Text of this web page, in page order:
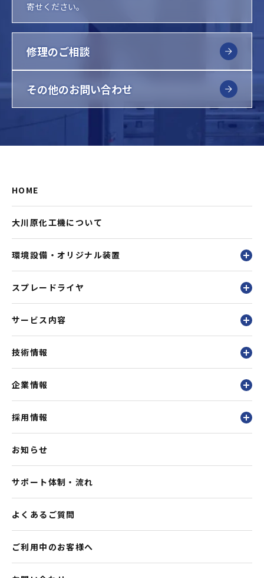
寄せください。
修理のご相談
その他のお問い合わせ
HOME
大川原化工機について
環境設備・オリジナル装置
スプレードライヤ
サービス内容
技術情報
企業情報
採用情報
お知らせ
サポート体制・流れ
よくあるご質問
ご利用中のお客様へ